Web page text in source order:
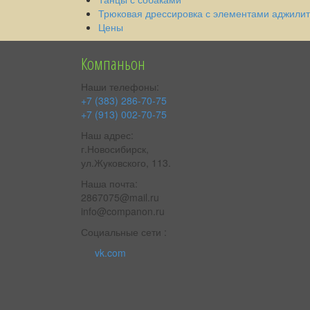
Трюковая дрессировка с элементами
Цены
Компаньон
Наши телефоны:
+7 (383) 286-70-75
+7 (913) 002-70-75
Наш адрес:
г.Новосибирск,
ул.Жуковского, 113.
Наша почта:
2867075@mail.ru
info@companon.ru
Социальные сети :
vk.com